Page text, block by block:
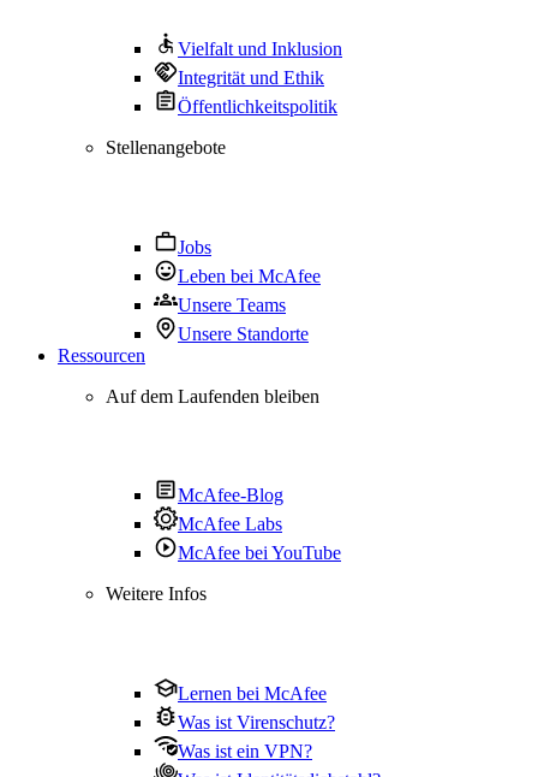
Vielfalt und Inklusion
Integrität und Ethik
Öffentlichkeitspolitik
Stellenangebote
Jobs
Leben bei McAfee
Unsere Teams
Unsere Standorte
Ressourcen
Auf dem Laufenden bleiben
McAfee-Blog
McAfee Labs
McAfee bei YouTube
Weitere Infos
Lernen bei McAfee
Was ist Virenschutz?
Was ist ein VPN?